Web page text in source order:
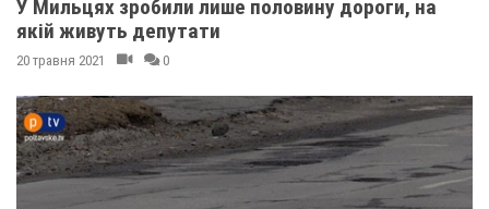
У Мильцях зробили лише половину дороги, на
якій живуть депутати
20 травня 2021 0